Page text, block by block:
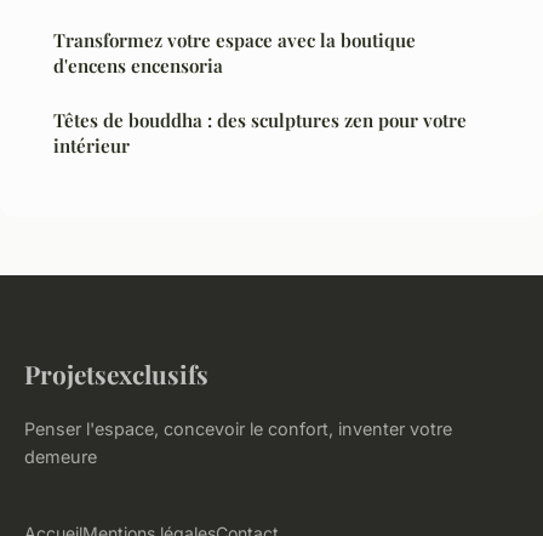
Transformez votre espace avec la boutique
d'encens encensoria
Têtes de bouddha : des sculptures zen pour votre
intérieur
Projetsexclusifs
Penser l'espace, concevoir le confort, inventer votre
demeure